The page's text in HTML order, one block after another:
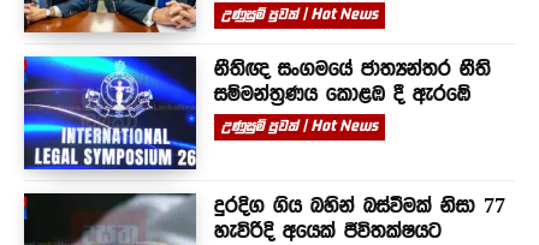
උණුසුම් පුවත් | Hot News
නීතිඥ සංගමයේ ජාත්‍යන්තර නීති
සම්මන්ත්‍රණය කොළඹ දී ඇරඹේ
උණුසුම් පුවත් | Hot News
දුරදිග ගිය බහින් බස්වීමක් නිසා 77
හැවිරිදි අයෙක් ජීවිතක්ෂයට